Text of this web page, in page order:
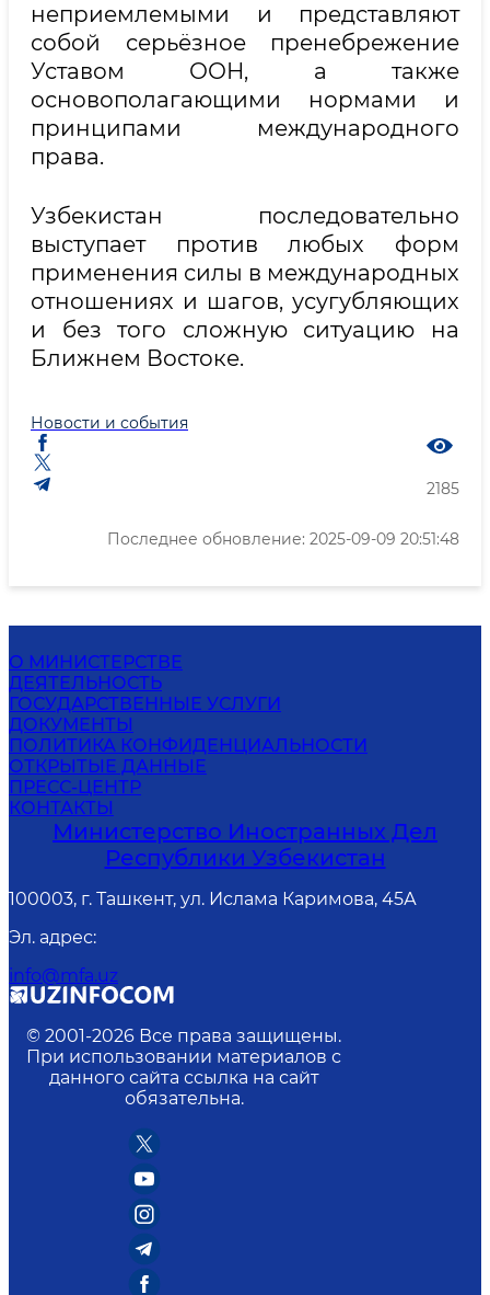
неприемлемыми и представляют
собой серьёзное пренебрежение
Уставом ООН, а также
основополагающими нормами и
принципами международного
права.
Узбекистан последовательно
выступает против любых форм
применения силы в международных
отношениях и шагов, усугубляющих
и без того сложную ситуацию на
Ближнем Востоке.
Новости и события
2185
Последнее обновление: 2025-09-09 20:51:48
О МИНИСТЕРСТВЕ
ДЕЯТЕЛЬНОСТЬ
ГОСУДАРСТВЕННЫЕ УСЛУГИ
ДОКУМЕНТЫ
ПОЛИТИКА КОНФИДЕНЦИАЛЬНОСТИ
ОТКРЫТЫЕ ДАННЫЕ
ПРЕСС-ЦЕНТР
КОНТАКТЫ
Министерство Иностранных Дел
Республики Узбекистан
100003, г. Ташкент, ул. Ислама Каримова, 45А
Эл. адрес:
info@mfa.uz
© 2001-2026 Все права защищены.
При использовании материалов с
данного сайта ссылка на сайт
обязательна.